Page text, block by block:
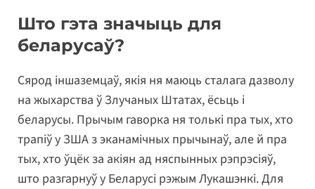
Што гэта значыць для
беларусаў?
Сярод іншаземцаў, якія ня маюць сталага дазволу
на жыхарства ў Злучаных Штатах, ёсьць і
беларусы. Прычым гаворка ня толькі пра тых, хто
трапіў у ЗША з эканамічных прычынаў, але й пра
тых, хто ўцёк за акіян ад няспынных рэпрэсіяў,
што разгарнуў у Беларусі рэжым Лукашэнкі. Для